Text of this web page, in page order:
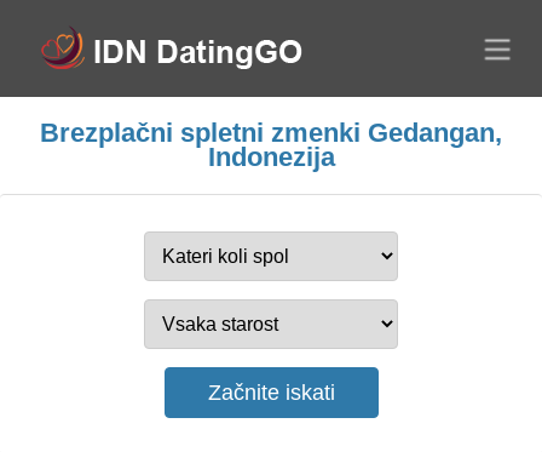
Brezplačni spletni zmenki Gedangan,
Indonezija